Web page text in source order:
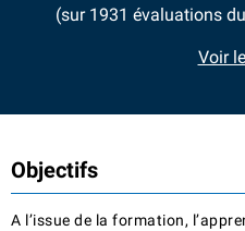
(sur 1931 évaluations
Voir
Objectifs
A l’issue de la formation,